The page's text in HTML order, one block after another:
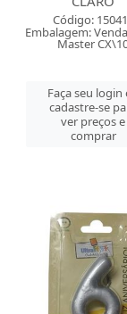
Código:
Embalagem:
Master
Faça seu login
cadastre-se
ver preços e
comprar